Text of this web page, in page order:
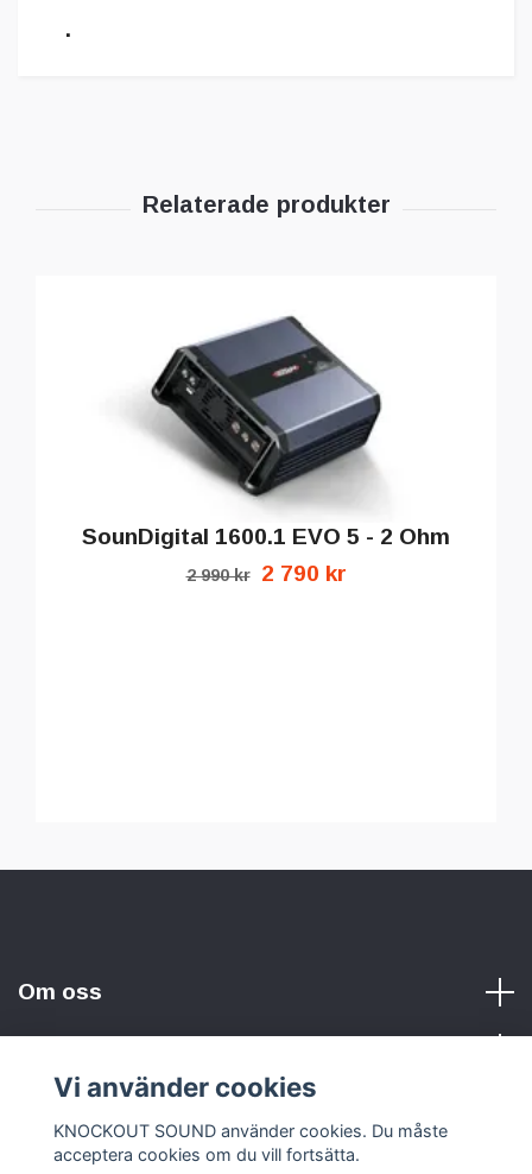
.
SounDigital 1600.1 EVO 5 - 2 Ohm
2 990 kr 2 790 kr
Om oss
Sociala medier
Vi använder cookies
KNOCKOUT SOUND använder cookies. Du måste
acceptera cookies om du vill fortsätta.